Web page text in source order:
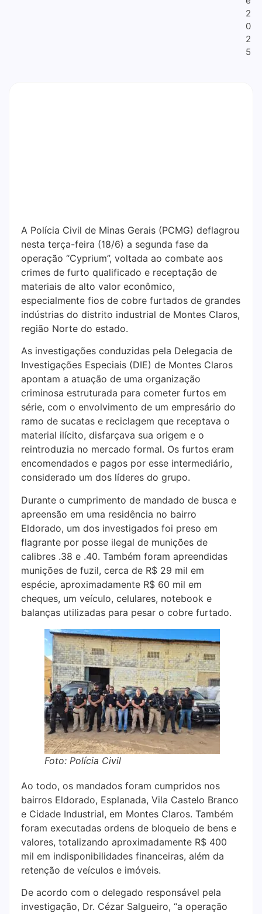
2
0
2
5
A Polícia Civil de Minas Gerais (PCMG) deflagrou
nesta terça-feira (18/6) a segunda fase da
operação “Cyprium”, voltada ao combate aos
crimes de furto qualificado e receptação de
materiais de alto valor econômico,
especialmente fios de cobre furtados de grandes
indústrias do distrito industrial de Montes Claros,
região Norte do estado.
As investigações conduzidas pela Delegacia de
Investigações Especiais (DIE) de Montes Claros
apontam a atuação de uma organização
criminosa estruturada para cometer furtos em
série, com o envolvimento de um empresário do
ramo de sucatas e reciclagem que receptava o
material ilícito, disfarçava sua origem e o
reintroduzia no mercado formal. Os furtos eram
encomendados e pagos por esse intermediário,
considerado um dos líderes do grupo.
Durante o cumprimento de mandado de busca e
apreensão em uma residência no bairro
Eldorado, um dos investigados foi preso em
flagrante por posse ilegal de munições de
calibres .38 e .40. Também foram apreendidas
munições de fuzil, cerca de R$ 29 mil em
espécie, aproximadamente R$ 60 mil em
cheques, um veículo, celulares, notebook e
balanças utilizadas para pesar o cobre furtado.
Foto: Polícia Civil
Ao todo, os mandados foram cumpridos nos
bairros Eldorado, Esplanada, Vila Castelo Branco
e Cidade Industrial, em Montes Claros. Também
foram executadas ordens de bloqueio de bens e
valores, totalizando aproximadamente R$ 400
mil em indisponibilidades financeiras, além da
retenção de veículos e imóveis.
De acordo com o delegado responsável pela
investigação, Dr. Cézar Salgueiro, “a operação